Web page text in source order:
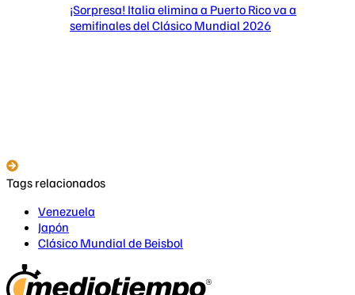
¡Sorpresa! Italia elimina a Puerto Rico va a
semifinales del Clásico Mundial 2026
Tags relacionados
Venezuela
Japón
Clásico Mundial de Beisbol